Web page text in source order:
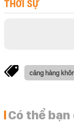
THỜI SỰ
cảng hàng
Có thể